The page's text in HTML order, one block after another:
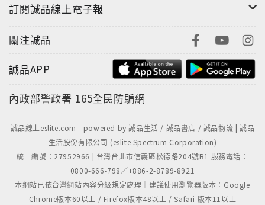
訂閱誠品線上電子報
關注誠品
誠品APP
內政部警政署 165全民防騙網
誠品線上eslite.com - powered by 誠品生活 / 誠品書店 / 誠品物流 | 誠品
生活股份有限公司 (eslite Spectrum Corporation)
統一編號：27952966 | 台灣台北市信義區松德路204號B1 服務電話：
0800-666-798／+886-2-8789-8921
本網站已依台灣網站內容分級規定處理｜建議使用瀏覽器版本：Google
Chrome版本60以上 / Firefox版本48以上 / Safari 版本11以上